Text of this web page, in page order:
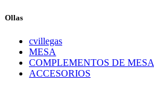
Ollas
cvillegas
MESA
COMPLEMENTOS DE MESA
ACCESORIOS